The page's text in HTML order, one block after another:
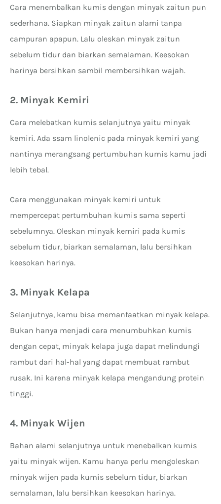
Cara menembalkan kumis dengan minyak zaitun pun
sederhana. Siapkan minyak zaitun alami tanpa
campuran apapun. Lalu oleskan minyak zaitun
sebelum tidur dan biarkan semalaman. Keesokan
harinya bersihkan sambil membersihkan wajah.
2. Minyak Kemiri
Cara melebatkan kumis selanjutnya yaitu minyak
kemiri. Ada ssam linolenic pada minyak kemiri yang
nantinya merangsang pertumbuhan kumis kamu jadi
lebih tebal.
Cara menggunakan minyak kemiri untuk
mempercepat pertumbuhan kumis sama seperti
sebelumnya. Oleskan minyak kemiri pada kumis
sebelum tidur, biarkan semalaman, lalu bersihkan
keesokan harinya.
3. Minyak Kelapa
Selanjutnya, kamu bisa memanfaatkan minyak kelapa.
Bukan hanya menjadi cara menumbuhkan kumis
dengan cepat, minyak kelapa juga dapat melindungi
rambut dari hal-hal yang dapat membuat rambut
rusak. Ini karena minyak kelapa mengandung protein
tinggi.
4. Minyak Wijen
Bahan alami selanjutnya untuk menebalkan kumis
yaitu minyak wijen. Kamu hanya perlu mengoleskan
minyak wijen pada kumis sebelum tidur, biarkan
semalaman, lalu bersihkan keesokan harinya.